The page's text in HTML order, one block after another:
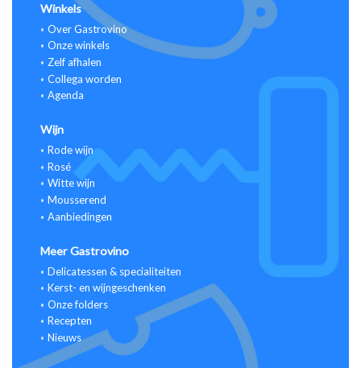
Winkels
Over Gastrovino
Onze winkels
Zelf afhalen
Collega worden
Agenda
Wijn
Rode wijn
Rosé
Witte wijn
Mousserend
Aanbiedingen
Meer Gastrovino
Delicatessen & specialiteiten
Kerst- en wijngeschenken
Onze folders
Recepten
Nieuws